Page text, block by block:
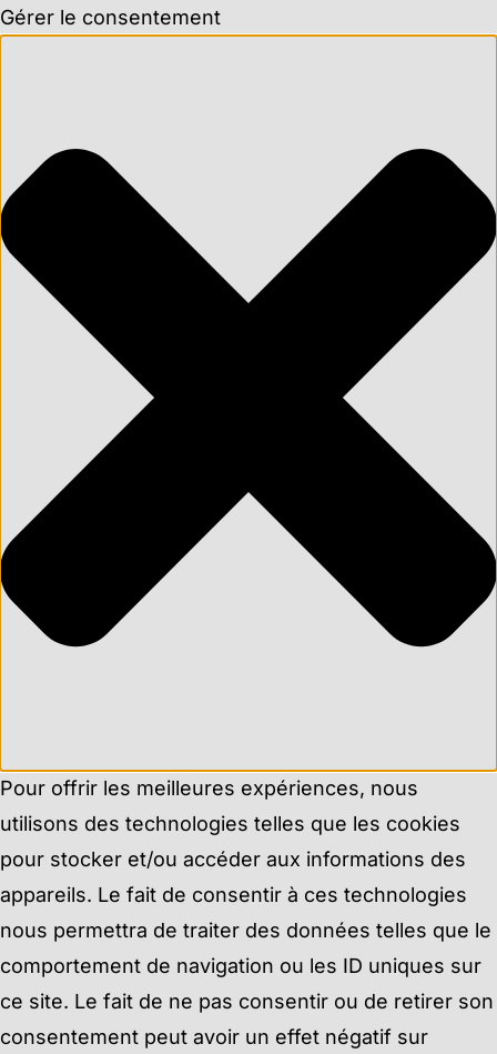
Gérer le consentement
Pour offrir les meilleures expériences, nous
utilisons des technologies telles que les cookies
pour stocker et/ou accéder aux informations des
appareils. Le fait de consentir à ces technologies
nous permettra de traiter des données telles que le
comportement de navigation ou les ID uniques sur
ce site. Le fait de ne pas consentir ou de retirer son
consentement peut avoir un effet négatif sur